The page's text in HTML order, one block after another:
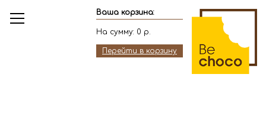
Ваша корзина:
На сумму: 0 р.
Перейти в корзину